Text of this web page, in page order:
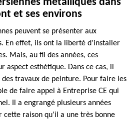
et ses environs
peuvent se présenter aux
En effet, ils ont la liberté d'installer
Mais, au fil des années, ces
aspect esthétique. Dans ce cas, il
travaux de peinture. Pour faire les
de faire appel à Entreprise CE qui
Il a engrangé plusieurs années
cette raison qu'il a une très bonne